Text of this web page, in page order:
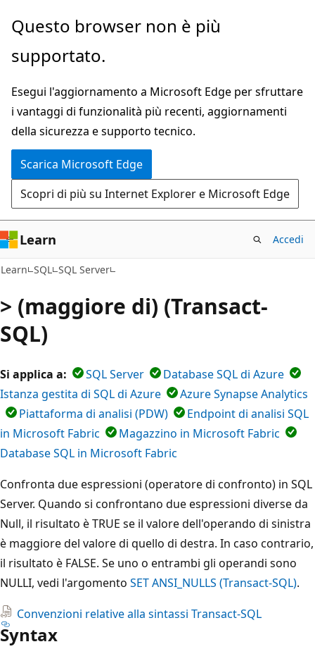
Ignora
passa
contenuto
principale
Questo browser non è più
supportato.
Esegui l'aggiornamento a Microsoft Edge per sfruttare
i vantaggi di funzionalità più recenti, aggiornamenti
della sicurezza e supporto tecnico.
Scarica Microsoft Edge
Scopri di più su Internet Explorer e Microsoft Edge
Learn Accedi
Learn SQL SQL Server
> (maggiore di) (Transact-
SQL)
Si applica a: SQL Server
Database SQL di Azure
Istanza gestita di SQL di Azure
Azure Synapse Analytics
Piattaforma di analisi (PDW)
Endpoint di analisi SQL
in Microsoft Fabric
Magazzino in Microsoft Fabric
Database SQL in Microsoft Fabric
Confronta due espressioni (operatore di confronto) in SQL
Server. Quando si confrontano due espressioni diverse da
Null, il risultato è TRUE se il valore dell'operando di sinistra
è maggiore del valore di quello di destra. In caso contrario,
il risultato è FALSE. Se uno o entrambi gli operandi sono
NULLI, vedi l'argomento SET ANSI_NULLS (Transact-SQL).
Convenzioni relative alla sintassi Transact-SQL
Syntax